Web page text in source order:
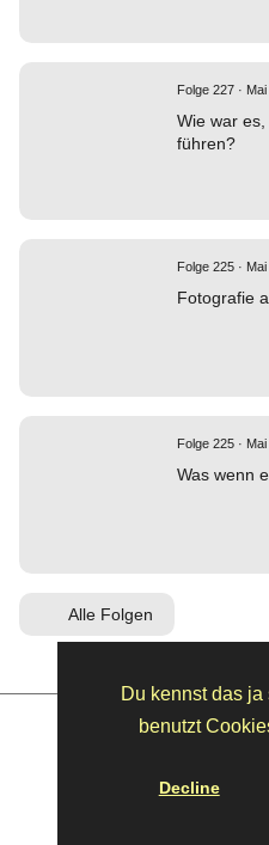
Du kennst das
benutzt
Decline
Folge 227 ·
Wie war
führen?
Folge 225 ·
Fotografie
Folge 225 ·
Was wenn
Alle Folgen